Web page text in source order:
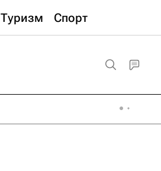
Туризм Спорт